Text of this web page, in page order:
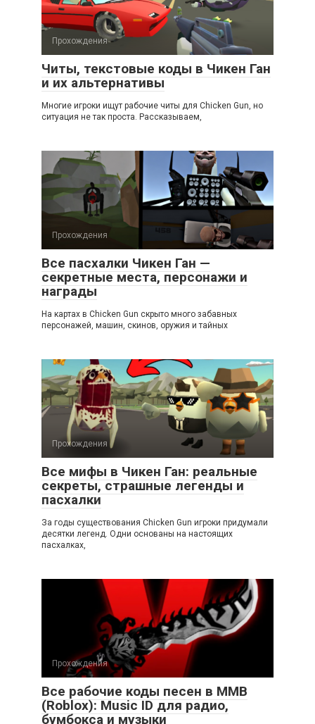
Прохождения
Читы, текстовые коды в Чикен Ган
и их альтернативы
Многие игроки ищут рабочие читы для Chicken Gun, но
ситуация не так проста. Рассказываем,
Прохождения
Все пасхалки Чикен Ган —
секретные места, персонажи и
награды
На картах в Chicken Gun скрыто много забавных
персонажей, машин, скинов, оружия и тайных
Прохождения
Все мифы в Чикен Ган: реальные
секреты, страшные легенды и
пасхалки
За годы существования Chicken Gun игроки придумали
десятки легенд. Одни основаны на настоящих
пасхалках,
Прохождения
Все рабочие коды песен в ММВ
(Roblox): Music ID для радио,
бумбокса и музыки